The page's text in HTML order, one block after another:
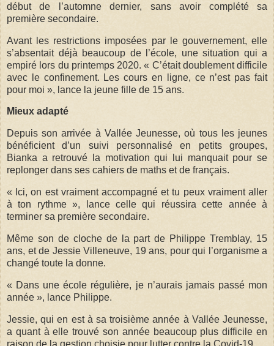
début de l’automne dernier, sans avoir complété sa
première secondaire.
Avant les restrictions imposées par le gouvernement, elle
s’absentait déjà beaucoup de l’école, une situation qui a
empiré lors du printemps 2020. « C’était doublement difficile
avec le confinement. Les cours en ligne, ce n’est pas fait
pour moi », lance la jeune fille de 15 ans.
Mieux adapté
Depuis son arrivée à Vallée Jeunesse, où tous les jeunes
bénéficient d’un suivi personnalisé en petits groupes,
Bianka a retrouvé la motivation qui lui manquait pour se
replonger dans ses cahiers de maths et de français.
« Ici, on est vraiment accompagné et tu peux vraiment aller
à ton rythme », lance celle qui réussira cette année à
terminer sa première secondaire.
Même son de cloche de la part de Philippe Tremblay, 15
ans, et de Jessie Villeneuve, 19 ans, pour qui l’organisme a
changé toute la donne.
« Dans une école régulière, je n’aurais jamais passé mon
année », lance Philippe.
Jessie, qui en est à sa troisième année à Vallée Jeunesse,
a quant à elle trouvé son année beaucoup plus difficile en
raison de la gestion choisie pour lutter contre la Covid-19.